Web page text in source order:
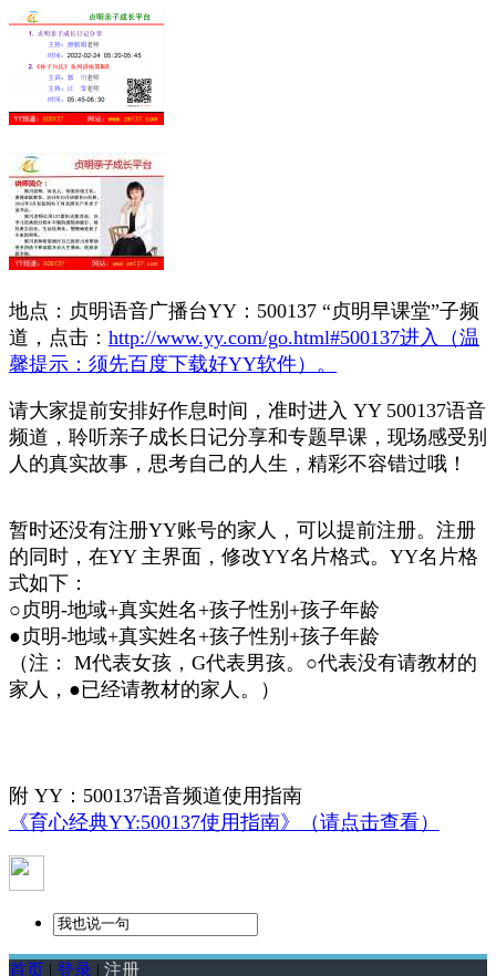
地点：贞明语音广播台YY：500137 “贞明早课堂”子频
道，点击： http://www.yy.com/go.html#500137进入（温
馨提示：须先百度下载好YY软件）。
请大家提前安排好作息时间，准时进入 YY 500137语音
频道，聆听亲子成长日记分享和专题早课，现场感受别
人的真实故事，思考自己的人生，精彩不容错过哦！
暂时还没有注册YY账号的家人，可以提前注册。注册
的同时，在YY 主界面，修改YY名片格式。YY名片格
式如下：
○贞明-地域+真实姓名+孩子性别+孩子年龄
●贞明-地域+真实姓名+孩子性别+孩子年龄
（注： M代表女孩，G代表男孩。○代表没有请教材的
家人，●已经请教材的家人。）
附 YY：500137语音频道使用指南
《育心经典YY:500137使用指南》（请点击查看）
首页 | 登录 | 注册